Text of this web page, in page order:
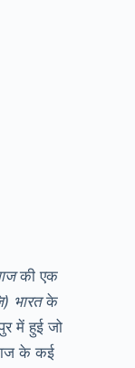
की एक
भारतके
में हुई जो
के कई